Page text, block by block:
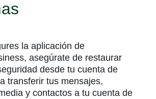
la aplicación de
asegúrate de restaurar
desde tu cuenta de
transferir tus mensajes,
y contactos a tu cuenta de